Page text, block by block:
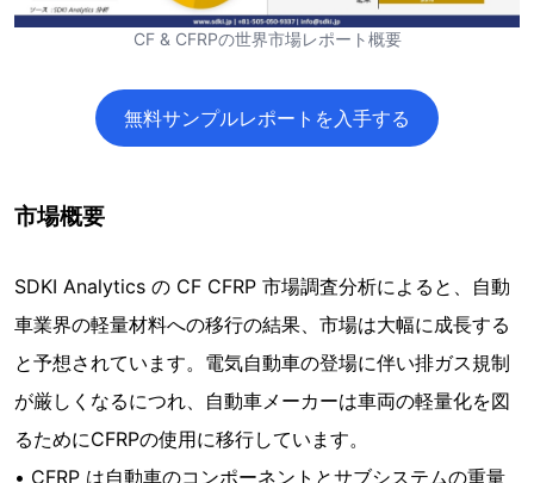
CF & CFRPの世界市場レポート概要
無料サンプルレポートを入手する
市場概要
SDKI Analytics の CF CFRP 市場調査分析によると、自動
車業界の軽量材料への移行の結果、市場は大幅に成長する
と予想されています。電気自動車の登場に伴い排ガス規制
が厳しくなるにつれ、自動車メーカーは車両の軽量化を図
るためにCFRPの使用に移行しています。
• CFRP は自動車のコンポーネントとサブシステムの重量